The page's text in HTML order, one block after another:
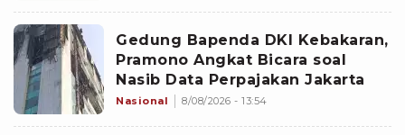
Gedung Bapenda DKI Kebakaran,
Pramono Angkat Bicara soal
Nasib Data Perpajakan Jakarta
Nasional 8/08/2026 - 13:54